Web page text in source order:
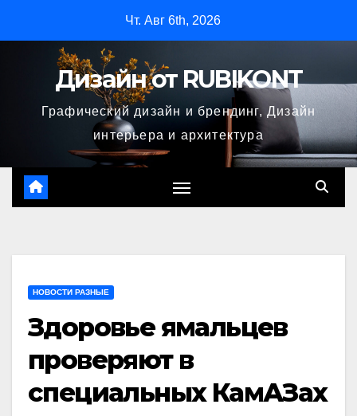
содержимому
Чт. Авг 6th, 2026
Дизайн от RUBIKONT
Графический дизайн и брендинг, Дизайн
интерьера и архитектура
НОВОСТИ РАЗНЫЕ
Здоровье ямальцев
проверяют в
специальных КамАЗах